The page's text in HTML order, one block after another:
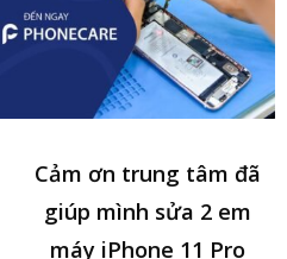
Cảm ơn trung tâm đã
giúp mình sửa 2 em
máy iPhone 11 Pro